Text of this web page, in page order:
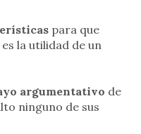
para que
la utilidad de un
argumentativo de
ninguno de sus